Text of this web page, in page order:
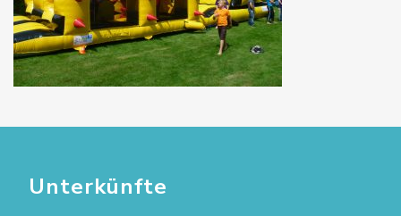
Unterkünfte